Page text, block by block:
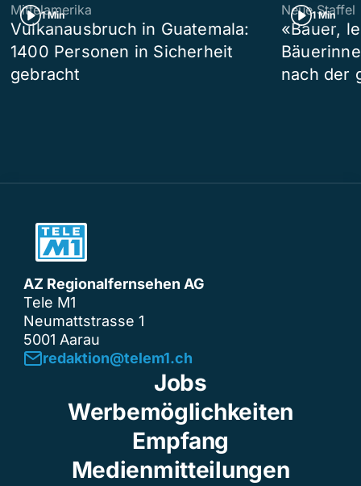
1 Min
Mittelamerika
Vulkanausbruch in Guatemala:
1400 Personen in Sicherheit
gebracht
1 Min
Neue Staffel
«Bauer,
nach der
AZ Regionalfernsehen AG
Tele M1
Neumattstrasse 1
5001 Aarau
redaktion@telem1.ch
Jobs
Werbemöglichkeiten
Empfang
Medienmitteilungen